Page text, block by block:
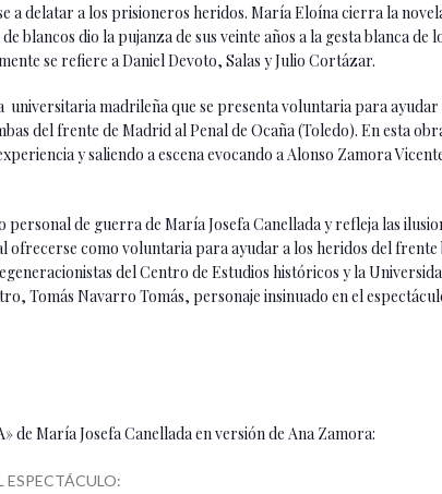
a delatar a los prisioneros heridos. María Eloína cierra la
blancos dio la pujanza de sus veinte años a la gesta blanca de
se refiere a Daniel Devoto, Salas y Julio Cortázar.
madrileña que se presenta voluntaria para
del frente de Madrid al Penal de Ocaña (Toledo). En esta
y saliendo a escena evocando a Alonso Zamora
de guerra de María Josefa Canellada y refleja las
como voluntaria para ayudar a los heridos del frente
del Centro de Estudios históricos y la
Tomás Navarro Tomás, personaje insinuado en el
de María Josefa Canellada en versión de Ana Zamora: